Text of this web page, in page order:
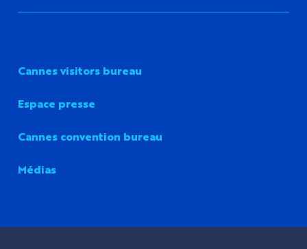
Cannes visitors bureau
Espace presse
Cannes convention bureau
Médias